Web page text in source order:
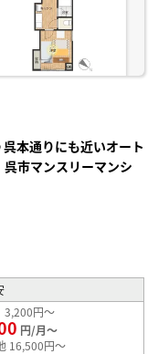
本通りにも近いオート
市マンスリーマンシ
3,200円～
円/月～
16,500円～